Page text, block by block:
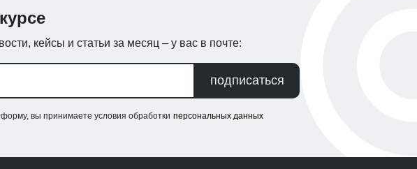
кейсы и статьи за месяц – у вас в почте:
подписаться
вы принимаете условия обработки персональных данных